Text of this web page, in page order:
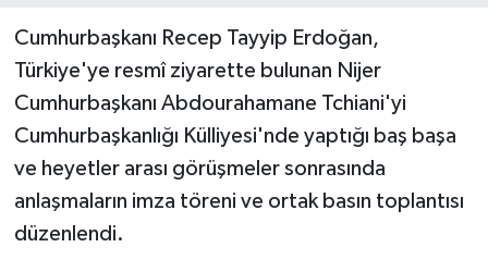
Cumhurbaşkanı Recep Tayyip Erdoğan,
Türkiye'ye resmî ziyarette bulunan Nijer
Cumhurbaşkanı Abdourahamane Tchiani'yi
Cumhurbaşkanlığı Külliyesi'nde yaptığı baş başa
ve heyetler arası görüşmeler sonrasında
anlaşmaların imza töreni ve ortak basın toplantısı
düzenlendi.